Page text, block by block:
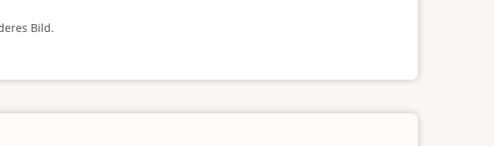
Bild.